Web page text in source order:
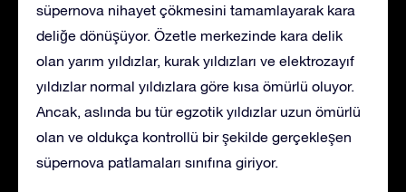
süpernova nihayet çökmesini tamamlayarak kara
deliğe dönüşüyor. Özetle merkezinde kara delik
olan yarım yıldızlar, kurak yıldızları ve elektrozayıf
yıldızlar normal yıldızlara göre kısa ömürlü oluyor.
Ancak, aslında bu tür egzotik yıldızlar uzun ömürlü
olan ve oldukça kontrollü bir şekilde gerçekleşen
süpernova patlamaları sınıfına giriyor.